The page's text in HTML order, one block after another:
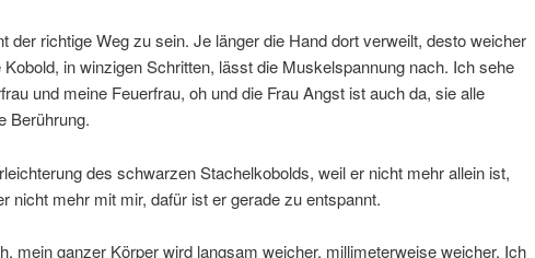
der richtige Weg zu sein. Je länger die Hand dort verweilt, desto weicher
in winzigen Schritten, lässt die Muskelspannung nach. Ich sehe
und meine Feuerfrau, oh und die Frau Angst ist auch da, sie alle
Berührung.
des schwarzen Stachelkobolds, weil er nicht mehr allein ist,
nicht mehr mit mir, dafür ist er gerade zu entspannt.
mein ganzer Körper wird langsam weicher, millimeterweise weicher. Ich